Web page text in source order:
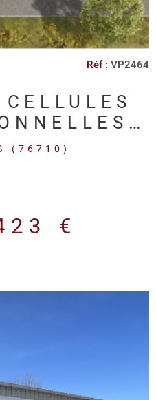
Réf : VP2464
- ZA DU
(76710)
€